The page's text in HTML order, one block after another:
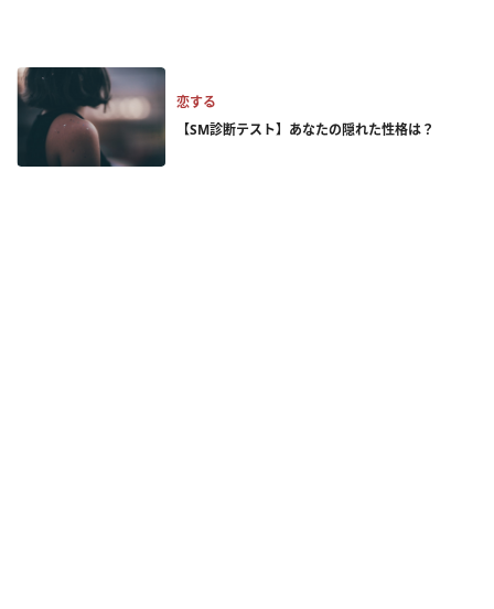
恋する
【SM診断テスト】あなたの隠れた性格は？